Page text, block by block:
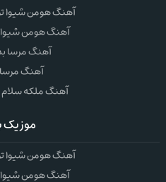
آهنگ هومن شیوا
آهنگ هومن
آهنگ مرسا
آهنگ
آهنگ ملکه سلام
موزیک
آهنگ هومن شیوا
آهنگ هومن